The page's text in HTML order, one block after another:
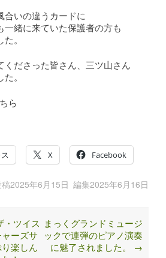
合いの違うカードに
一緒に来ていた保護者の方も
。
くださった皆さん、三ツ山さん
。
ら
X Facebook
2025年6月15日 編集2025年6月16日
・ツイス
ーズサ
楽しん
まっくグランドミュージ
ックで連弾のピアノ演奏
に魅了されました。
→